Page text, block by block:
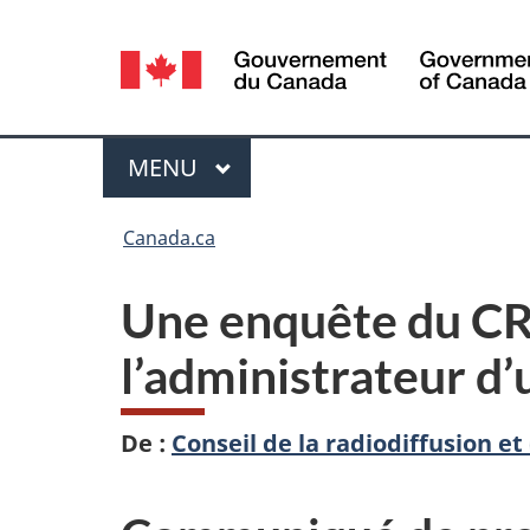
Sélection
de
la
langue
Menu
MENU PRINCIPAL
Canada.ca
Une enquête du
l’administrateur
De : Conseil de la radiodiffusion